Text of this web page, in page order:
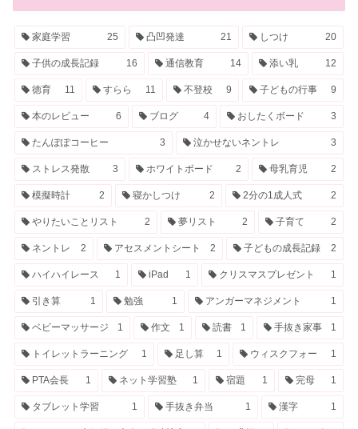
家庭学習 25 凸凹発達 21 しつけ 20
子供の成長記録 16 通信教育 14 添い乳 12
徳育 11 すらら 11 不登校 9 子どもの行事 9
本のレビュー 6 ブログ 4 おしたくボード 3
たんぽぽコーヒー 3 泣かせないネントレ 3
ストレス発散 3 ホワイトボード 2 母乳育児 2
模擬時計 2 寝かしつけ 2 2分の1成人式 2
やりたいことリスト 2 夢リスト 2 子育て 2
ネントレ 2 アセスメントシート 2 子どもの成長記録 2
ハイハイレース 1 iPad 1 クリスマスプレゼント 1
引き算 1 勉強 1 アンガーマネジメント 1
ベビーマッサージ 1 作文 1 読書 1 手抜き家事 1
トイレットラーニング 1 足し算 1 ウィスクフォー 1
PTA会長 1 ネット学習塾 1 宿題 1 完母 1
タブレット学習 1 手抜き弁当 1 漢字 1